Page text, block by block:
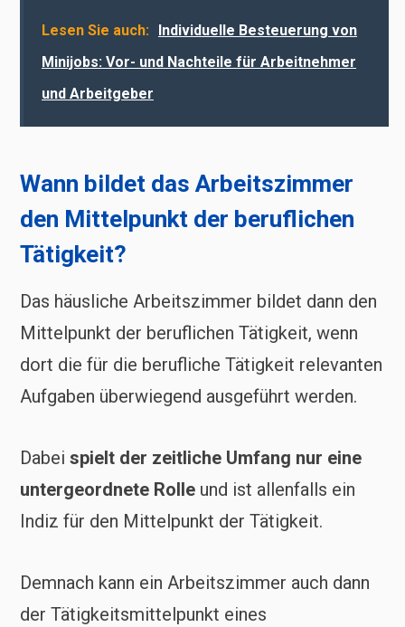
Lesen Sie auch:
Individuelle Besteuerung von
Minijobs: Vor- und Nachteile für Arbeitnehmer
und Arbeitgeber
Wann bildet das Arbeitszimmer
den Mittelpunkt der beruflichen
Tätigkeit?
Das häusliche Arbeitszimmer bildet dann den
Mittelpunkt der beruflichen Tätigkeit, wenn
dort die für die berufliche Tätigkeit relevanten
Aufgaben überwiegend ausgeführt werden.
Dabei spielt der zeitliche Umfang nur eine
untergeordnete Rolle und ist allenfalls ein
Indiz für den Mittelpunkt der Tätigkeit.
Demnach kann ein Arbeitszimmer auch dann
der Tätigkeitsmittelpunkt eines